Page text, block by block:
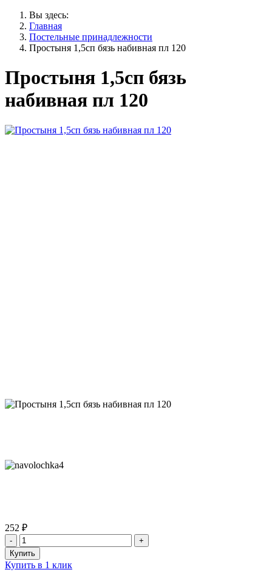
Вы здесь:
Главная
Постельные принадлежности
Простыня 1,5сп бязь набивная пл 120
Простыня 1,5сп бязь
набивная пл 120
252 ₽
Купить в 1 клик